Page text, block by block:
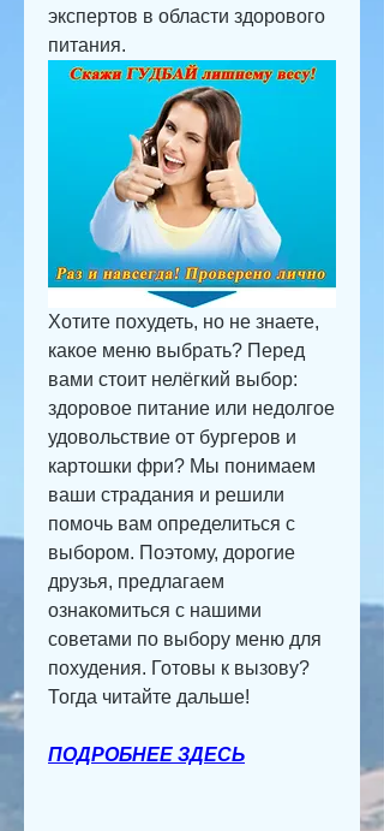
экспертов в области здорового
питания.
Хотите похудеть, но не знаете,
какое меню выбрать? Перед
вами стоит нелёгкий выбор:
здоровое питание или недолгое
удовольствие от бургеров и
картошки фри? Мы понимаем
ваши страдания и решили
помочь вам определиться с
выбором. Поэтому, дорогие
друзья, предлагаем
ознакомиться с нашими
советами по выбору меню для
похудения. Готовы к вызову?
Тогда читайте дальше!
ПОДРОБНЕЕ ЗДЕСЬ